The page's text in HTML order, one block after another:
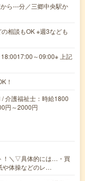
ら---分／三郷中央駅か
相談もOK ※週3なども
～09:00※ 上記
！
介護福祉士：時給1800
円～2000円
！＼▽具体的には…・買
や体操などのレ…